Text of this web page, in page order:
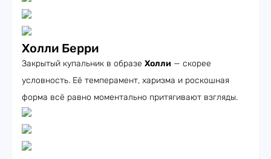
Холли Берри
Закрытый купальник в образе Холли — скорее
условность. Её темперамент, харизма и роскошная
форма всё равно моментально притягивают взгляды.